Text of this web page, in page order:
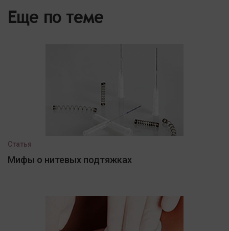
Еще по теме
Статья
Мифы о нитевых подтяжках